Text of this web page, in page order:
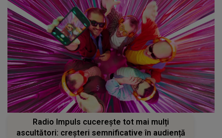
Radio Impuls cucerește tot mai mulți
ascultători: creșteri semnificative în audiență